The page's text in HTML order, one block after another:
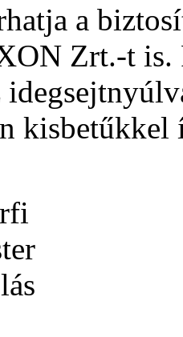
a
Zrt.-t is.
kisbetűkkel